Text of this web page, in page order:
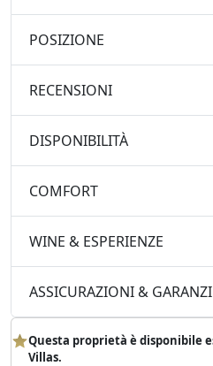
POSIZIONE
RECENSIONI
DISPONIBILITÀ
COMFORT
WINE & ESPERIENZE
ASSICURAZIONI &
Questa proprietà è disponibile
Villas.